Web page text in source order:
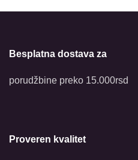
Besplatna dostava za
porudžbine preko 15.000rsd
Proveren kvalitet